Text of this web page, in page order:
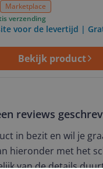
Marketplace
verzending
voor de levertijd |
Bekijk product
reviews
in bezit en wil je
hieronder met het
van de details